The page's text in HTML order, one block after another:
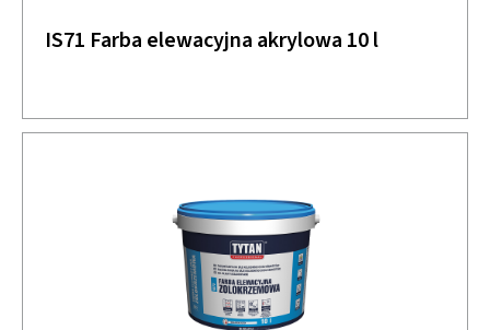
IS71 Farba elewacyjna akrylowa 10 l